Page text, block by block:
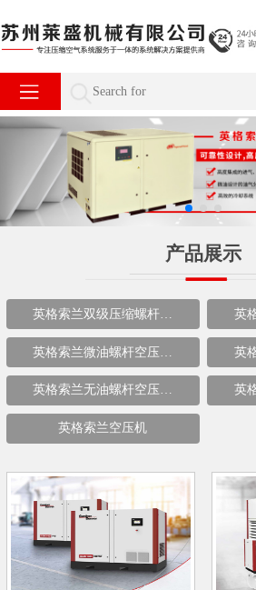
产品展示
英格索兰双级压缩螺杆… 英
英格索兰微油螺杆空压… 英
英格索兰无油螺杆空压… 英
英格索兰空压机